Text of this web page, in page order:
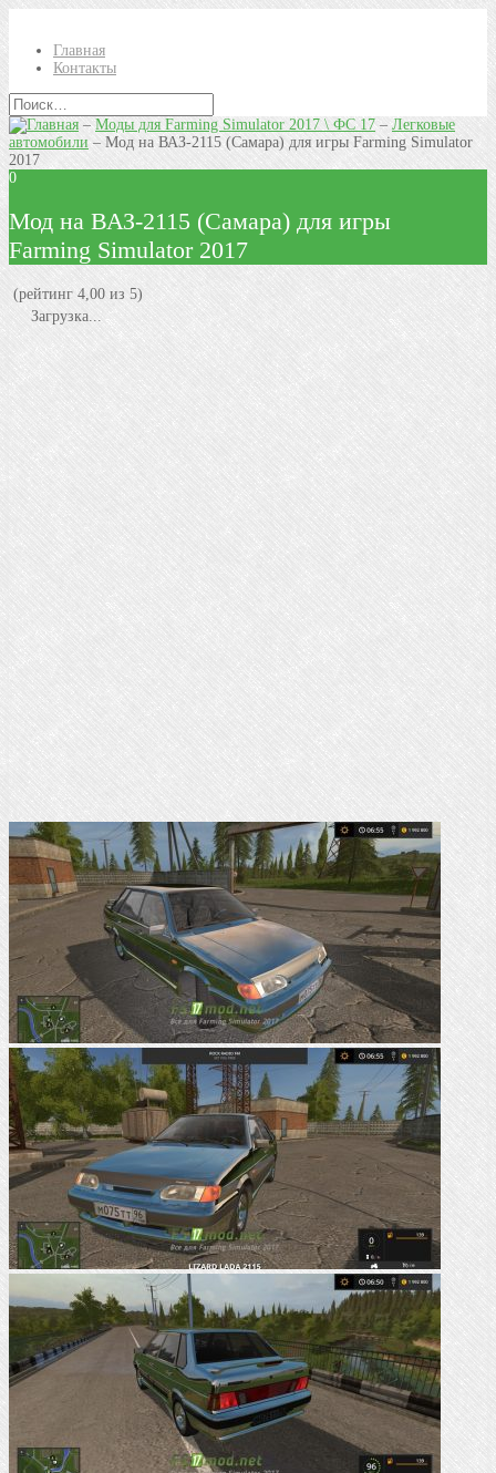
Главная
Контакты
–Моды для Farming Simulator 2017 \ ФС 17– Легковые
автомобили– Мод на ВАЗ-2115 (Самара) для игры Farming Simulator
2017
0
Мод на ВАЗ-2115 (Самара) для игры
Farming Simulator 2017
(рейтинг 4,00 из 5)
Загрузка...